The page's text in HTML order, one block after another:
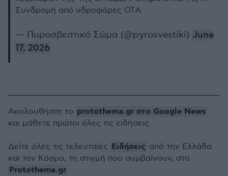
Συνδρομή από υδροφόρες ΟΤΑ.
— Πυροσβεστικό Σώμα (@pyrosvestiki) June
17, 2026
Ακολουθήστε το protothema.gr στο Google News
και μάθετε πρώτοι όλες τις ειδήσεις
Δείτε όλες τις τελευταίες Ειδήσεις από την Ελλάδα
και τον Κόσμο, τη στιγμή που συμβαίνουν, στο
Protothema.gr